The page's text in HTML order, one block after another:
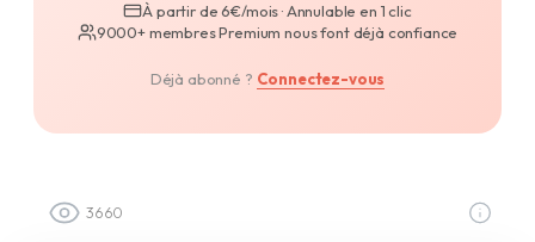
À partir de 6€/mois · Annulable en 1 clic
9000+ membres Premium nous font déjà confiance
Déjà abonné ? Connectez-vous
3660